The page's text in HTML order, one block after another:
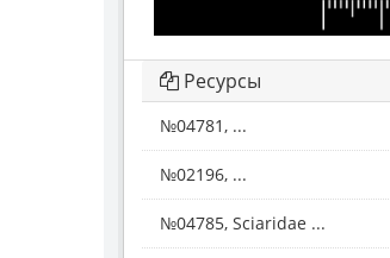
Ресурсы
№04781, ...
№02196, ...
№04785, Sciaridae ...